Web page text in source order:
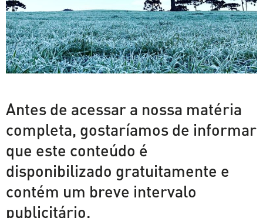
Antes de acessar a nossa matéria
completa, gostaríamos de informar
que este conteúdo é
disponibilizado gratuitamente e
contém um breve intervalo
publicitário.